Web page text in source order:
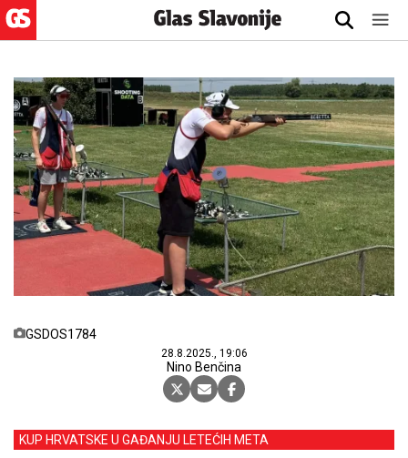
GSDOS1784
28.8.2025., 19:06
Nino Benčina
KUP HRVATSKE U GAĐANJU LETEĆIH META